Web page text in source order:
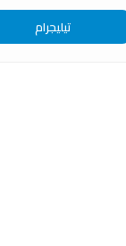
تيليجرام